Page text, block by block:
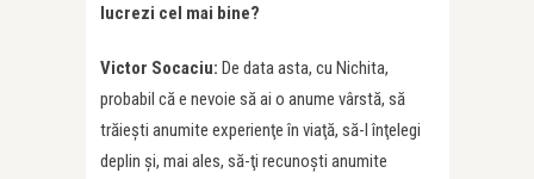
lucrezi cel mai bine?
Victor Socaciu: De data asta, cu Nichita,
probabil că e nevoie să ai o anume vârstă, să
trăieşti anumite experienţe în viaţă, să-l înţelegi
deplin şi, mai ales, să-ţi recunoşti anumite